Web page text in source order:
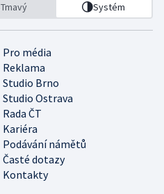
Tmavý Systém
Pro média
Reklama
Studio Brno
Studio Ostrava
Rada ČT
Kariéra
Podávání námětů
Časté dotazy
Kontakty